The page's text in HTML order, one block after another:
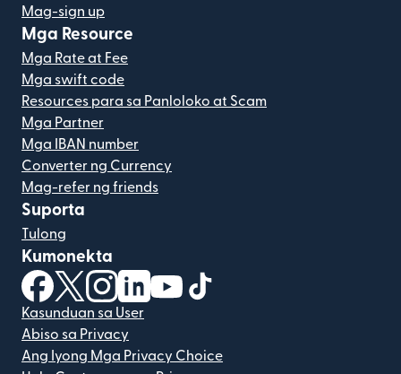
Mag-sign up
Mga Resource
Mga Rate at Fee
Mga swift code
Resources para sa Panloloko at Scam
Mga Partner
Mga IBAN number
Converter ng Currency
Mag-refer ng friends
Suporta
Tulong
Kumonekta
(bubukas sa bagong window)
(bubukas sa bagong window)
(bubukas sa bagong window)
(bubukas sa bagong window)
(bubukas sa bagong window)
Kasunduan sa User
Abiso sa Privacy
Ang Iyong Mga Privacy Choice